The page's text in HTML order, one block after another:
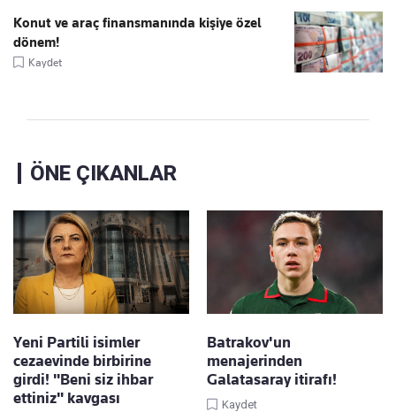
Konut ve araç finansmanında kişiye özel
dönem!
Kaydet
ÖNE ÇIKANLAR
Yeni Partili isimler
cezaevinde birbirine
girdi! "Beni siz ihbar
ettiniz" kavgası
Batrakov'un
menajerinden
Galatasaray itirafı!
Kaydet